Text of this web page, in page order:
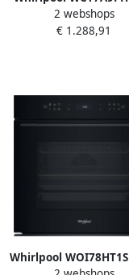
Zwart Grijs
2 webshops
€ 1.288,91
Whirlpool